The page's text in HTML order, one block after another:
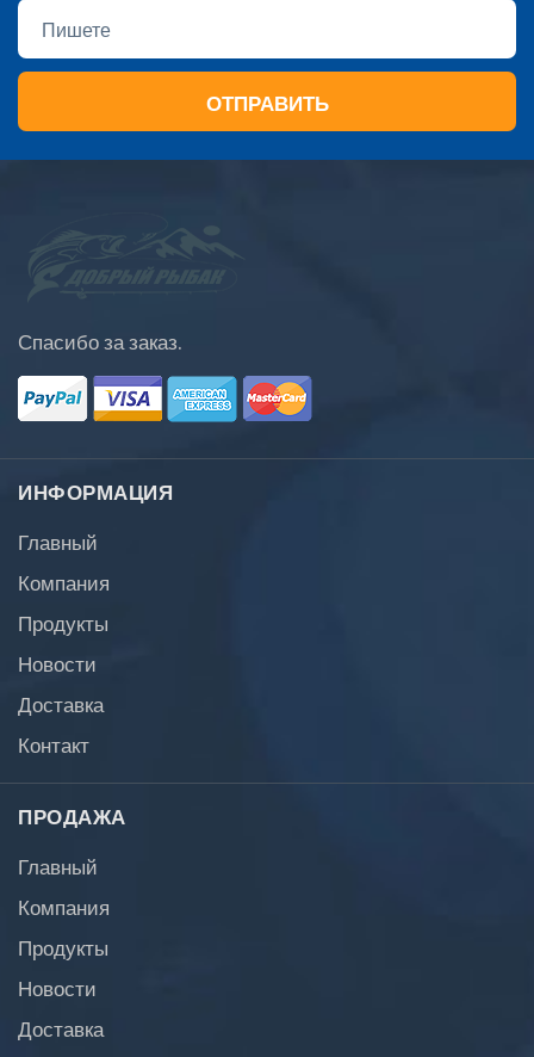
ОТПРАВИТЬ
Спасибо за заказ.
ИНФОРМАЦИЯ
Главный
Компания
Продукты
Новости
Доставка
Контакт
ПРОДАЖА
Главный
Компания
Продукты
Новости
Доставка